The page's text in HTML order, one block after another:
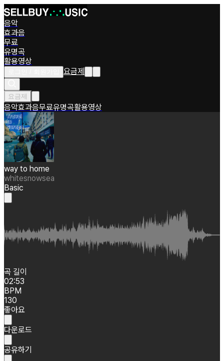
음악
효과음
무료
유명곡
활용영상
요금제
요금제
음악효과음무료유명곡활용영상
way to home
whitesnowsea
Basic
곡 길이
02:53
BPM
130
좋아요
다운로드
공유하기